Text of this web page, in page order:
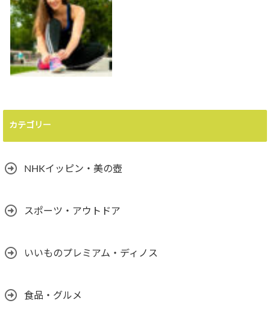
カテゴリー
NHKイッピン・美の壺
スポーツ・アウトドア
いいものプレミアム・ディノス
食品・グルメ